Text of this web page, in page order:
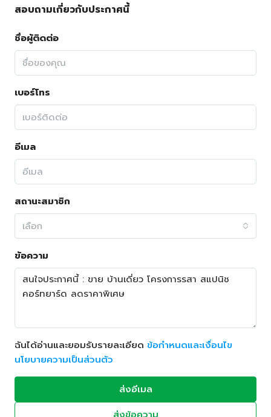
สอบถามเกี่ยวกับประกาศนี้
ชื่อผู้ติดต่อ
เบอร์โทร
อีเมล
สถานะสมาชิก
เลือก
ข้อความ
ฉันได้อ่านและยอมรับรายละเอียด ข้อกำหนดและเงื่อนไข
นโยบายความเป็นส่วนตัว
ส่งอีเมล